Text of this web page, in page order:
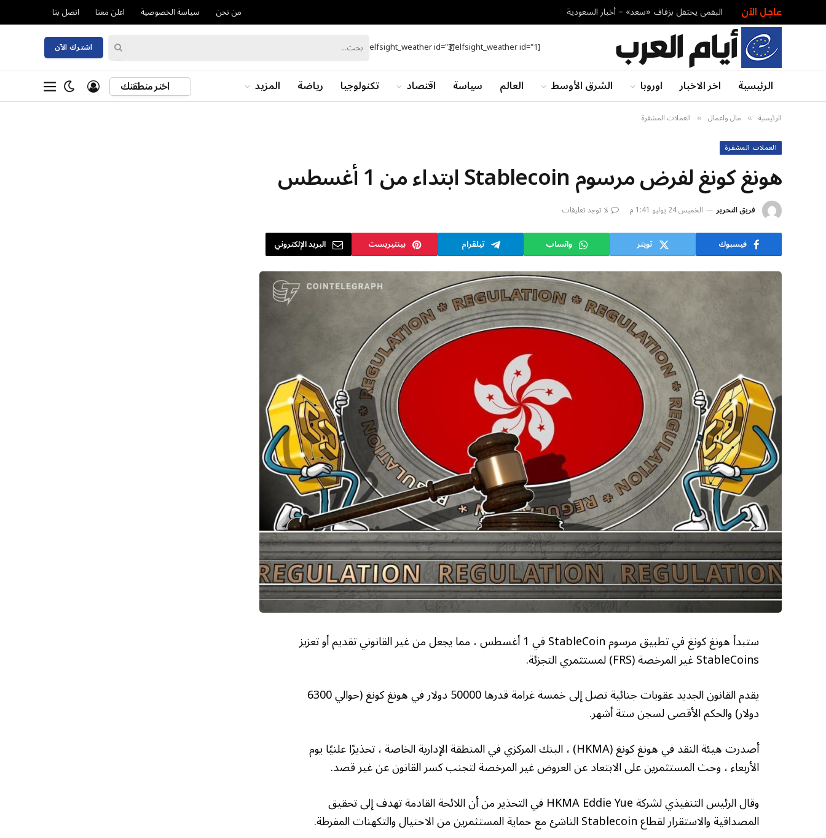
عاجل الآن البقمي يحتفل بزفاف «سعد» – أخبار السعودية من نحن سياسة الخصوصية اعلن معنا اتصل بنا
[elfsight_weather id="1"]
[elfsight_weather id="3"] اشترك الآن
الرئيسية اخر الاخبار اوروبا الشرق الأوسط العالم سياسة اقتصاد تكنولوجيا رياضة المزيد اختر منطقتك
الرئيسية » مال واعمال » العملات المشفرة
العملات المشفرة
هونغ كونغ لفرض مرسوم Stablecoin ابتداء من 1 أغسطس
فريق التحرير الخميس 24 يوليو 1:41 م لا توجد تعليقات
فيسبوك تويتر واتساب تيلقرام بينتيريست البريد الإلكتروني
ستبدأ هونغ كونغ في تطبيق مرسوم StableCoin في 1 أغسطس ، مما يجعل من غير القانوني تقديم أو تعزيز
StableCoins غير المرخصة (FRS) لمستثمري التجزئة.
يقدم القانون الجديد عقوبات جنائية تصل إلى خمسة غرامة قدرها 50000 دولار في هونغ كونغ (حوالي 6300
دولار) والحكم الأقصى لسجن ستة أشهر.
أصدرت هيئة النقد في هونغ كونغ (HKMA) ، البنك المركزي في المنطقة الإدارية الخاصة ، تحذيرًا علنيًا يوم
الأربعاء ، وحث المستثمرين على الابتعاد عن العروض غير المرخصة لتجنب كسر القانون عن غير قصد.
وقال الرئيس التنفيذي لشركة HKMA Eddie Yue في التحذير من أن اللائحة القادمة تهدف إلى تحقيق
المصداقية والاستقرار لقطاع Stablecoin الناشئ مع حماية المستثمرين من الاحتيال والتكهنات المفرطة.